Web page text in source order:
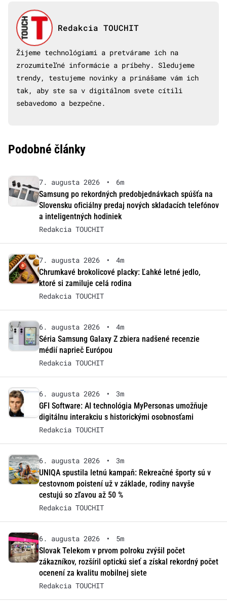
Redakcia TOUCHIT
Žijeme technológiami a pretvárame ich na
zrozumiteľné informácie a príbehy. Sledujeme
trendy, testujeme novinky a prinášame vám ich
tak, aby ste sa v digitálnom svete cítili
sebavedomo a bezpečne.
Podobné články
7. augusta 2026 •
6m
Samsung po rekordných predobjednávkach spúšťa na
Slovensku oficiálny predaj nových skladacích telefónov
a inteligentných hodiniek
Redakcia TOUCHIT
7. augusta 2026 •
4m
Chrumkavé brokolicové placky: Ľahké letné jedlo,
ktoré si zamiluje celá rodina
Redakcia TOUCHIT
6. augusta 2026 •
4m
Séria Samsung Galaxy Z zbiera nadšené recenzie
médií naprieč Európou
Redakcia TOUCHIT
6. augusta 2026 •
3m
GFI Software: AI technológia MyPersonas umožňuje
digitálnu interakciu s historickými osobnosťami
Redakcia TOUCHIT
6. augusta 2026 •
3m
UNIQA spustila letnú kampaň: Rekreačné športy sú v
cestovnom poistení už v základe, rodiny navyše
cestujú so zľavou až 50 %
Redakcia TOUCHIT
6. augusta 2026 •
5m
Slovak Telekom v prvom polroku zvýšil počet
zákazníkov, rozšíril optickú sieť a získal rekordný počet
ocenení za kvalitu mobilnej siete
Redakcia TOUCHIT